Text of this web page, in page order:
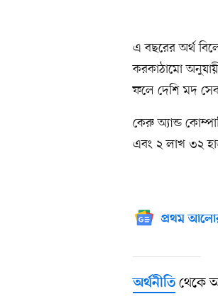
এ বছরের অর্থ
করকাঠামো
ফলে দেশি মদ
কেরু অ্যান্ড
এবং ২ লাখ ৩২
প্রথম
অর্থনীতি থেকে